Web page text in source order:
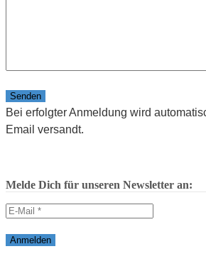
Bitte lasse dieses Feld leer.
Bei erfolgter Anmeldung wird
Email versandt.
Melde Dich für unseren Newsletter an: